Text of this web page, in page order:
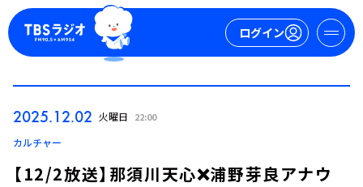
ログイン
2025.12.02 火曜日 22:00
カルチャー
【12/2放送】那須川天心❌浦野芽良アナウ